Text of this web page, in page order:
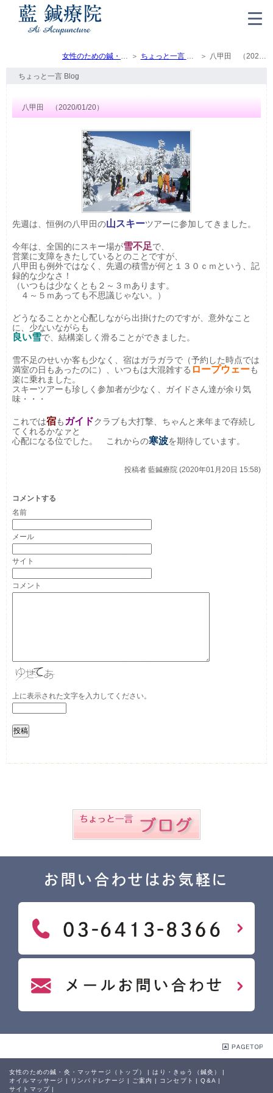
女性のための鍼・灸・マッサージ（トップ） ちょっと一言 Blog 八甲田 （2020/01/20）
ちょっと一言 Blog
八甲田 （2020/01/20）
先週は、恒例の八甲田の山スキーツアーに参加してきました。
今年は、全国的にスキー場が雪不足で、
営業に支障をきたしているとのことですが、
八甲田も例外ではなく、先週の積雪が何と１３０ｃｍという、記
録的な少なさ！
（いつもは少なくとも２～３ｍあります。
４～５ｍあっても不思議じゃない。）
どうなることかと心配しながら出掛けたのですが、意外なこと
に、少ないながらも
良い雪で、結構楽しく滑ることができました。
雪不足のせいか客も少なく、宿はガラガラで（予約した時点では
満室の日もあったのに）、いつもは大混雑する ロープウェーも
楽に乗れました。
スキーツアーも珍しく参加者が少なく、ガイドさん達が余り気
味・・・
これでは宿も ガイドクラブも大打撃、ちゃんと来年まで存続し
てくれるかなァと
心配になる位でした。 これからの寒波を期待しています。
投稿者 藍鍼療院 (2020年01月20日 15:58)
コメントする
名前
メール
サイト
上に表示された文字を入力してください。
コメント
お問い合わせはお気軽に
女性のための鍼・灸・マッサージ（トップ） | はり・きゅう（鍼灸）
|
オイルマッサージ
| リンパドレナージ | ご案内 | コンセプト | Q&A |
サイトマップ |